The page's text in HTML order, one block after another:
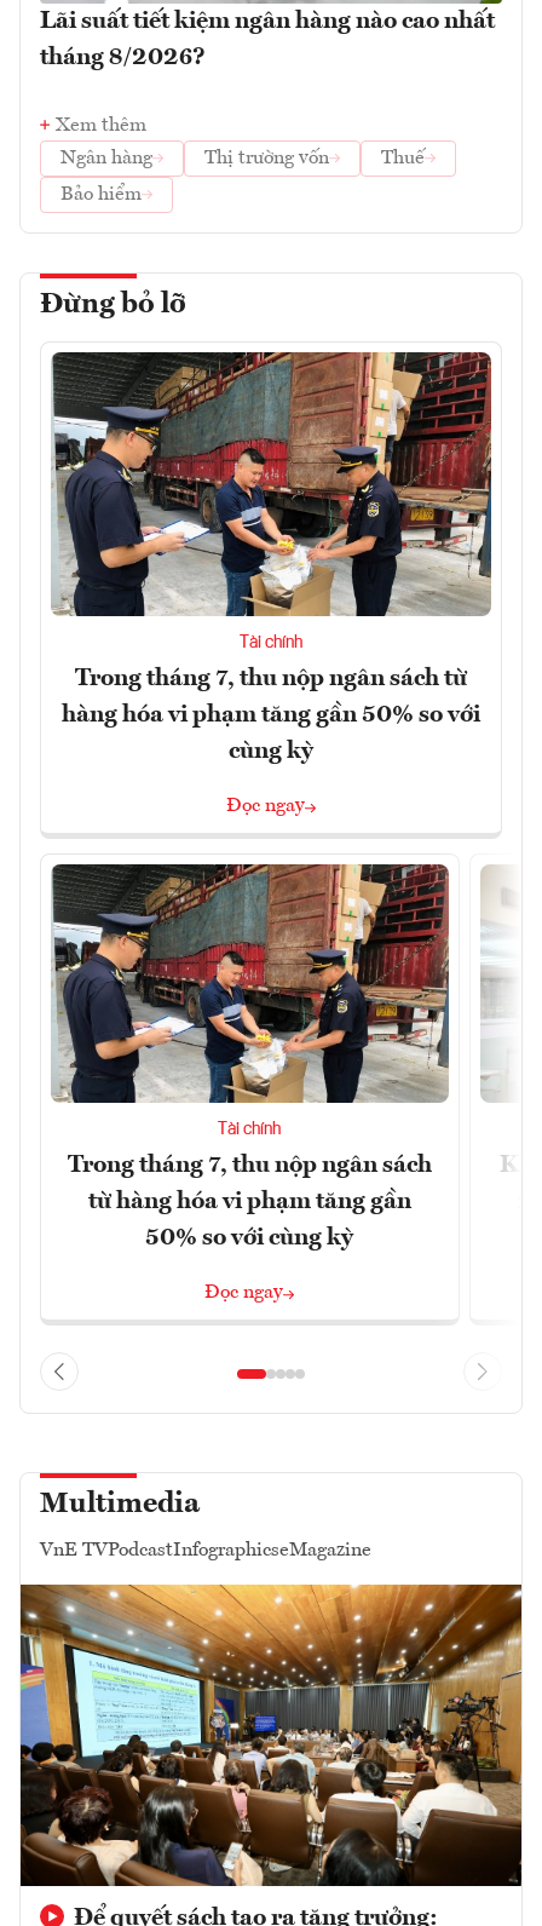
Lãi suất tiết kiệm ngân hàng nào cao nhất
tháng 8/2026?
Xem thêm
Ngân hàng
Thị trường vốn
Thuế
Bảo hiểm
Đừng bỏ lỡ
Tài chính
Trong tháng 7, thu nộp ngân sách từ
hàng hóa vi phạm tăng gần 50% so với
cùng kỳ
Đọc ngay
Tài chính
Trong tháng 7, thu nộp ngân sách
từ hàng hóa vi phạm tăng gần
50% so với cùng kỳ
Đọc ngay
Multimedia
VnE TVPodcastInfographicseMagazine
Để quyết sách tạo ra tăng trưởng: